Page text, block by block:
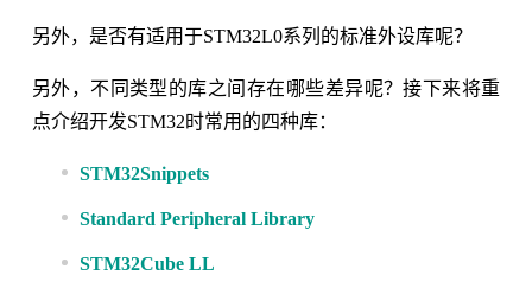
另外，是否有适用于STM32L0系列的标准外设库呢？
另外，不同类型的库之间存在哪些差异呢？接下来将重
点介绍开发STM32时常用的四种库：
STM32Snippets
Standard Peripheral Library
STM32Cube LL